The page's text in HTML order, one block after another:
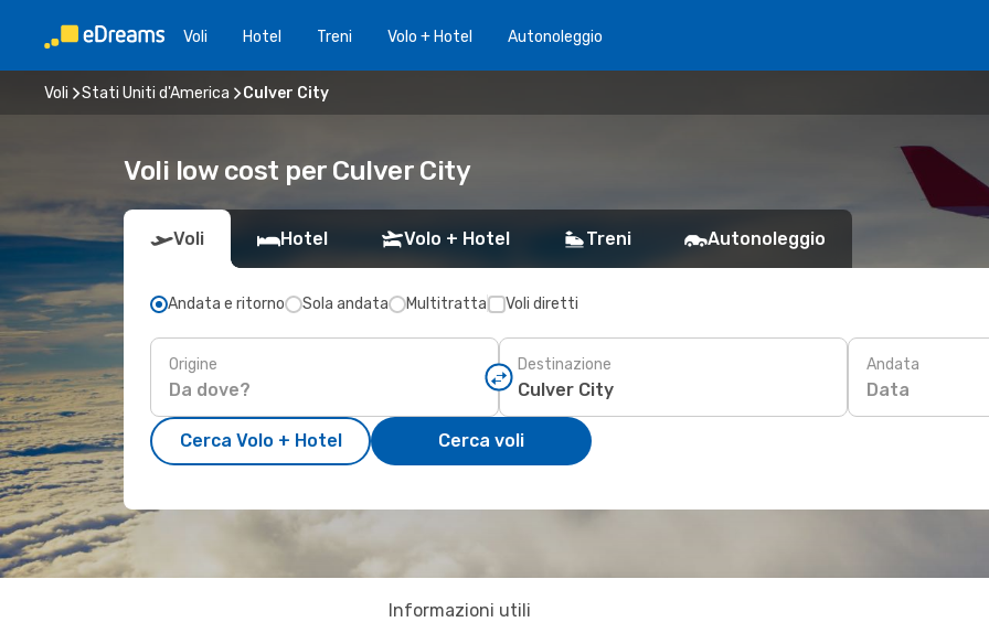
Voli Hotel Treni Volo + Hotel Autonoleggio
Voli Stati Uniti d'America Culver City
Voli low cost per Culver City
Voli Hotel Volo + Hotel Treni Autonoleggio
Andata e ritorno Sola andata Multitratta Voli diretti
Origine Destinazione Andata
Data
Cerca Volo + Hotel Cerca voli
Informazioni utili